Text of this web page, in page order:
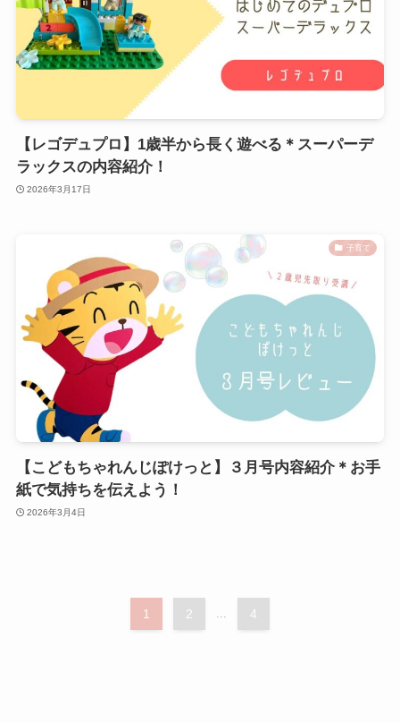
【レゴデュプロ】1歳半から長く遊べる＊スーパーデ
ラックスの内容紹介！
2026年3月17日
子育て
【こどもちゃれんじぽけっと】３月号内容紹介＊お手
紙で気持ちを伝えよう！
2026年3月4日
1 2 ... 4